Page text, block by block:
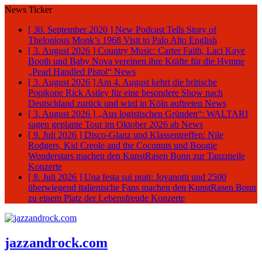
News Ticker
[ 30. September 2020 ] New Podcast Tells Story of
Thelonious Monk’s 1968 Visit to Palo Alto English
[ 3. August 2026 ] Country Music: Carter Faith, Laci Kaye
Booth und Baby Nova vereinen ihre Kräfte für die Hymne
„Pearl Handled Pistol“ News
[ 3. August 2026 ] Am 4. August kehrt die britische
Popikone Rick Astley für eine besondere Show nach
Deutschland zurück und wird in Köln auftreten News
[ 3. August 2026 ] „Aus logistischen Gründen“: WALTARI
sagen geplante Tour im Oktober 2026 ab News
[ 9. Juli 2026 ] Disco-Glanz und Klassentreffen: Nile
Rodgers, Kid Creole and the Coconuts und Boogie
Wonderstars machen den KunstRasen Bonn zur Tanzmeile
Konzerte
[ 8. Juli 2026 ] Una festa sui prati: Jovanotti und 2500
überwiegend italienische Fans machen den KunstRasen Bonn
zu einem Platz der Lebensfreude Konzerte
jazzandrock.com